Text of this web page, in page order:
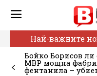
Най-важните
Бойко Борисов ли
МВР мощна
фентанила –